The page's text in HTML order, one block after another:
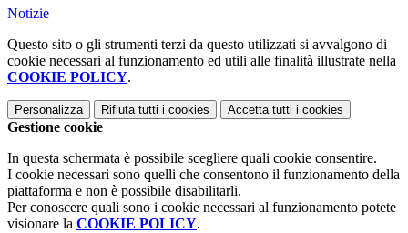
Notizie
Questo sito o gli strumenti terzi da questo utilizzati si avvalgono di
cookie necessari al funzionamento ed utili alle finalità illustrate nella
COOKIE POLICY.
Personalizza Rifiuta tutti i cookies Accetta tutti i cookies
Gestione cookie
In questa schermata è possibile scegliere quali cookie consentire.
I cookie necessari sono quelli che consentono il funzionamento della
piattaforma e non è possibile disabilitarli.
Per conoscere quali sono i cookie necessari al funzionamento potete
visionare la COOKIE POLICY.